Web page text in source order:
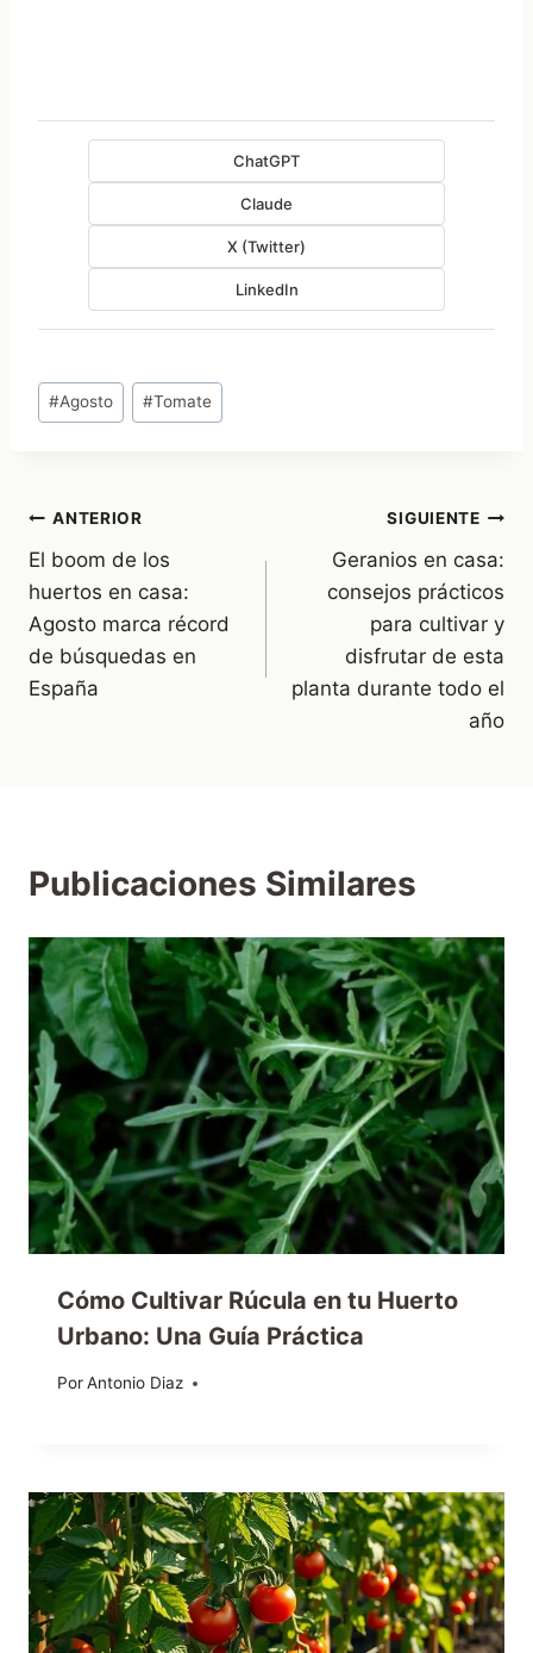
ChatGPT
Claude
X (Twitter)
LinkedIn
Etiquetas
de
#Agosto #Tomate
Navegación
de
entradas
ANTERIOR
El boom de los
huertos en casa:
Agosto marca récord
de búsquedas en
España
SIGUIENTE
Geranios en casa:
consejos prácticos
para cultivar y
disfrutar de esta
planta durante todo el
año
Publicaciones Similares
Cómo Cultivar Rúcula en tu Huerto
Urbano: Una Guía Práctica
PorAntonio Diaz
28/02/2024